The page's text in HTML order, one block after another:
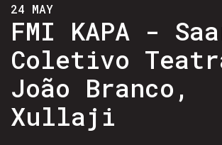
24 MAY
FMI KAPA -
Coletivo
João Branco,
Xullaji